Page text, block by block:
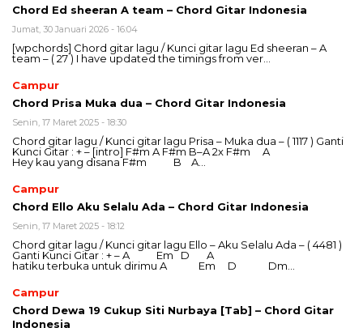
Chord Ed sheeran A team – Chord Gitar Indonesia
Jumat, 30 Januari 2026 - 16:04
[wpchords] Chord gitar lagu / Kunci gitar lagu Ed sheeran – A
team – ( 27 ) I have updated the timings from ver…
Campur
Chord Prisa Muka dua – Chord Gitar Indonesia
Senin, 17 Maret 2025 - 18:30
Chord gitar lagu / Kunci gitar lagu Prisa – Muka dua – ( 1117 ) Ganti
Kunci Gitar : + – [intro] F#m A F#m B–A 2x F#m A
Hey kau yang disana F#m B A…
Campur
Chord Ello Aku Selalu Ada – Chord Gitar Indonesia
Senin, 17 Maret 2025 - 18:12
Chord gitar lagu / Kunci gitar lagu Ello – Aku Selalu Ada – ( 4481 )
Ganti Kunci Gitar : + – A Em D A
hatiku terbuka untuk dirimu A Em D Dm…
Campur
Chord Dewa 19 Cukup Siti Nurbaya [Tab] – Chord Gitar
Indonesia